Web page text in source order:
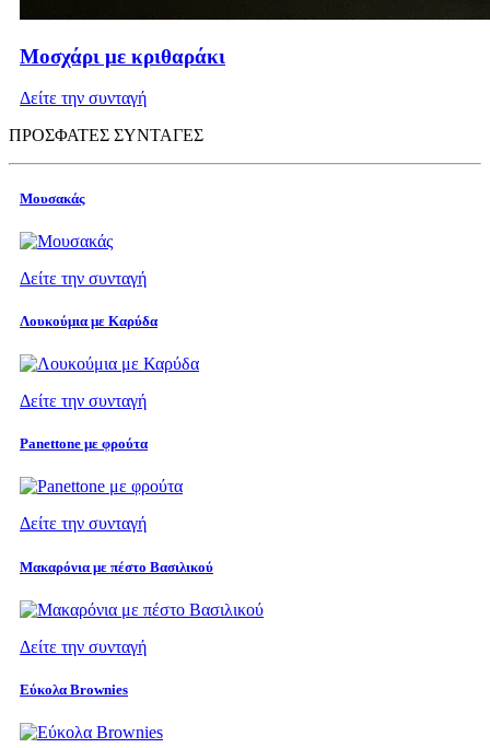
Μοσχάρι με κριθαράκι
Δείτε την συνταγή
ΠΡΟΣΦΑΤΕΣ ΣΥΝΤΑΓΕΣ
Μουσακάς
Δείτε την συνταγή
Λουκούμια με Καρύδα
Δείτε την συνταγή
Panettone με φρούτα
Δείτε την συνταγή
Μακαρόνια με πέστο Βασιλικού
Δείτε την συνταγή
Εύκολα Brownies